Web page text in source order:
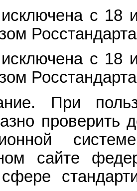
с 18
с 18
При
проверить
сайте